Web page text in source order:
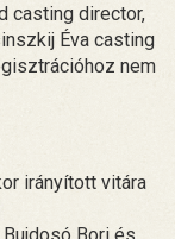
casting director,
Éva casting
nem
irányított vitára